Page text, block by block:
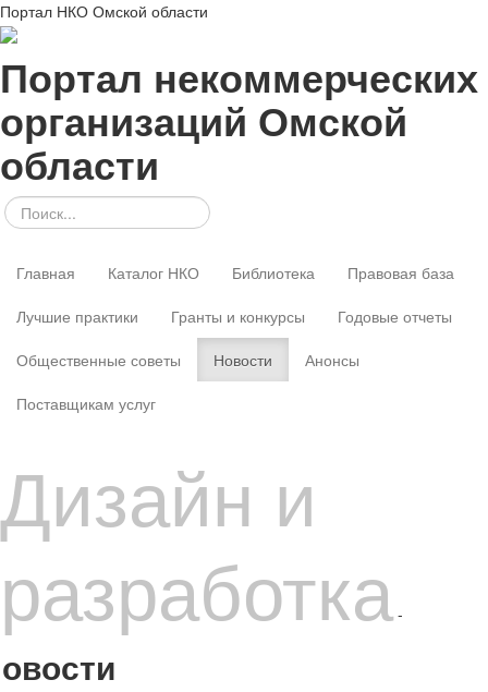
Портал НКО Омской области
Портал некоммерческих
организаций Омской
области
Главная Каталог НКО Библиотека
Правовая база
Лучшие практики
Гранты и конкурсы
Годовые отчеты
Общественные советы
Новости
Анонсы
Поставщикам услуг
Дизайн и
разработка -